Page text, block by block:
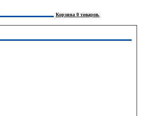
Корзина 0 товаров.